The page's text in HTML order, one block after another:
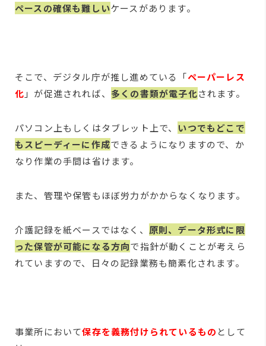
ペースの確保も難しいケースがあります。
そこで、デジタル庁が推し進めている「ペーパーレス
化 」が促進されれば、 多くの書類が電子化されます。
パソコン上もしくはタブレット上で、 いつでもどこで
もスピーディーに作成できるようになりますので、か
なり作業の手間は省けます。
また、管理や保管もほぼ労力がかからなくなります。
介護記録を紙ベースではなく、 原則、データ形式に限
った保管が可能になる方向で指針が動くことが考えら
れていますので、日々の記録業務も簡素化されます。
事業所において保存を義務付けられているもの として